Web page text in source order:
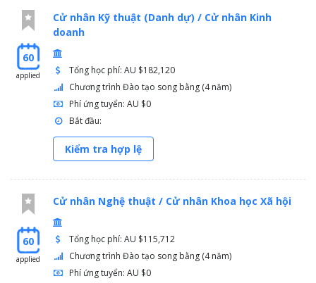
60
applied
Cử nhân Kỹ thuật (Danh dự) / Cử nhân Kinh
doanh
Tổng học phí: AU $182,120
Chương trình Đào tạo song bằng (4 năm)
Phí ứng tuyển: AU $0
Bắt đầu:
Kiểm tra hợp lệ
60
applied
Cử nhân Nghệ thuật / Cử nhân Khoa học Xã hội
Tổng học phí: AU $115,712
Chương trình Đào tạo song bằng (4 năm)
Phí ứng tuyển: AU $0